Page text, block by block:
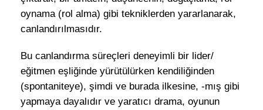
oynama (rol alma) gibi tekniklerden yararlanarak,
canlandırılmasıdır.
Bu canlandırma süreçleri deneyimli bir lider/
eğitmen eşliğinde yürütülürken kendiliğinden
(spontaniteye), şimdi ve burada ilkesine, -mış gibi
yapmaya dayalıdır ve yaratıcı drama, oyunun